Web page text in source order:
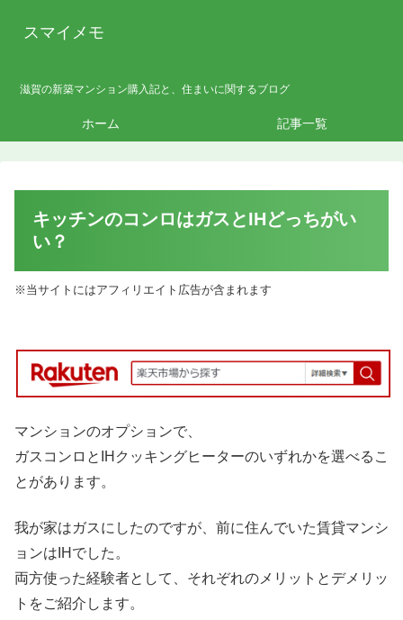
スマイメモ
滋賀の新築マンション購入記と、住まいに関するブログ
ホーム 記事一覧
キッチンのコンロはガスとIHどっちがい
い？
※当サイトにはアフィリエイト広告が含まれます
マンションのオプションで、
ガスコンロとIHクッキングヒーターのいずれかを選べるこ
とがあります。
我が家はガスにしたのですが、前に住んでいた賃貸マンシ
ョンはIHでした。
両方使った経験者として、それぞれのメリットとデメリッ
トをご紹介します。